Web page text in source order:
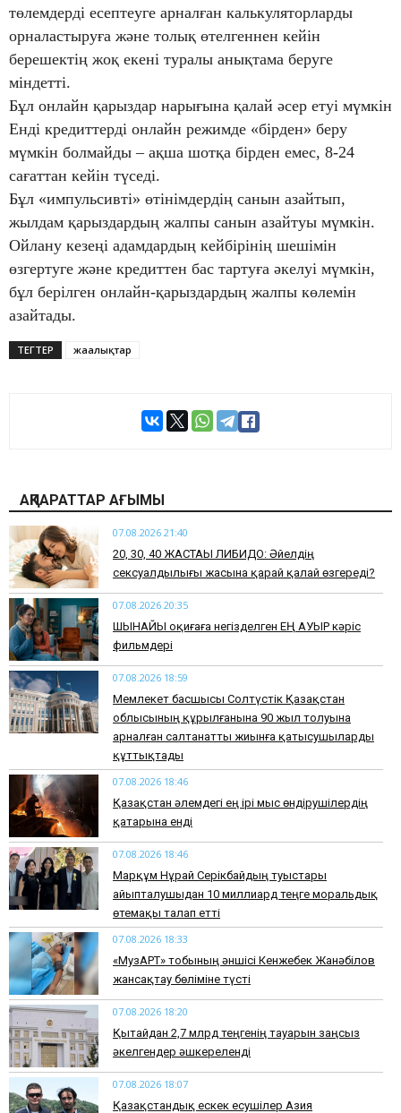
төлемдерді есептеуге арналған калькуляторларды
орналастыруға және толық өтелгеннен кейін
берешектің жоқ екені туралы анықтама беруге
міндетті.
Бұл онлайн қарыздар нарығына қалай әсер етуі мүмкін
Енді кредиттерді онлайн режимде «бірден» беру
мүмкін болмайды – ақша шотқа бірден емес, 8-24
сағаттан кейін түседі.
Бұл «импульсивті» өтінімдердің санын азайтып,
жылдам қарыздардың жалпы санын азайтуы мүмкін.
Ойлану кезеңі адамдардың кейбірінің шешімін
өзгертуге және кредиттен бас тартуға әкелуі мүмкін,
бұл берілген онлайн-қарыздардың жалпы көлемін
азайтады.
ТЕГТЕР жаңалықтар
АҚПАРАТТАР АҒЫМЫ
07.08.2026 21:40
​20, 30, 40 ЖАСТАҒЫ ЛИБИДО: Әйелдің
сексуалдылығы жасына қарай қалай өзгереді?
07.08.2026 20:35
​ШЫНАЙЫ оқиғаға негізделген ЕҢ АУЫР кәріс
фильмдері
07.08.2026 18:59
Мемлекет басшысы Солтүстік Қазақстан
облысының құрылғанына 90 жыл толуына
арналған салтанатты жиынға қатысушыларды
құттықтады
07.08.2026 18:46
Қазақстан әлемдегі ең ірі мыс өндірушілердің
қатарына енді
07.08.2026 18:46
Марқұм Нұрай Серікбайдың туыстары
айыпталушыдан 10 миллиард теңге моральдық
өтемақы талап етті
07.08.2026 18:33
«МузАРТ» тобының әншісі Кенжебек Жанәбілов
жансақтау бөліміне түсті
07.08.2026 18:20
Қытайдан 2,7 млрд теңгенің тауарын заңсыз
әкелгендер әшкереленді
07.08.2026 18:07
Қазақстандық ескек есушілер Азия